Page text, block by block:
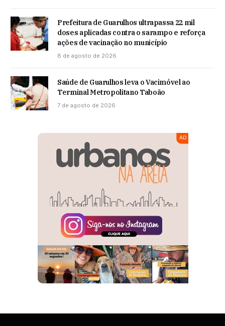
Prefeitura de Guarulhos ultrapassa 22 mil
doses aplicadas contra o sarampo e reforça
ações de vacinação no município
8 de agosto de 2026
Saúde de Guarulhos leva o Vacimóvel ao
Terminal Metropolitano Taboão
7 de agosto de 2026